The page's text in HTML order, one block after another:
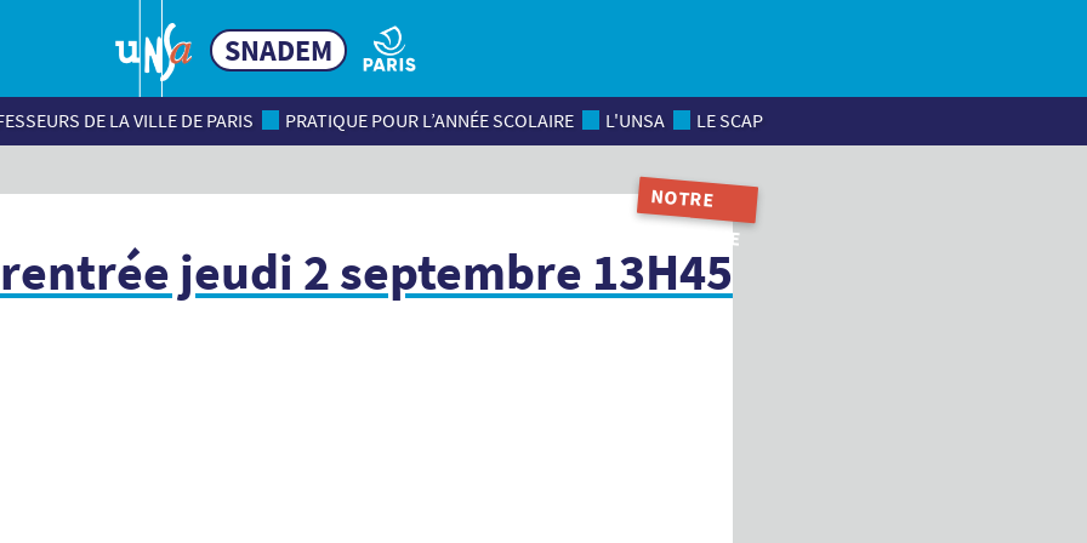
SNADEM
DE LA VILLE DE PARIS PRATIQUE POUR L’ANNÉE SCOLAIRE L'UNSA LE SCAP
jeudi 2 septembre 13H45
NOTRE
MAGAZINE